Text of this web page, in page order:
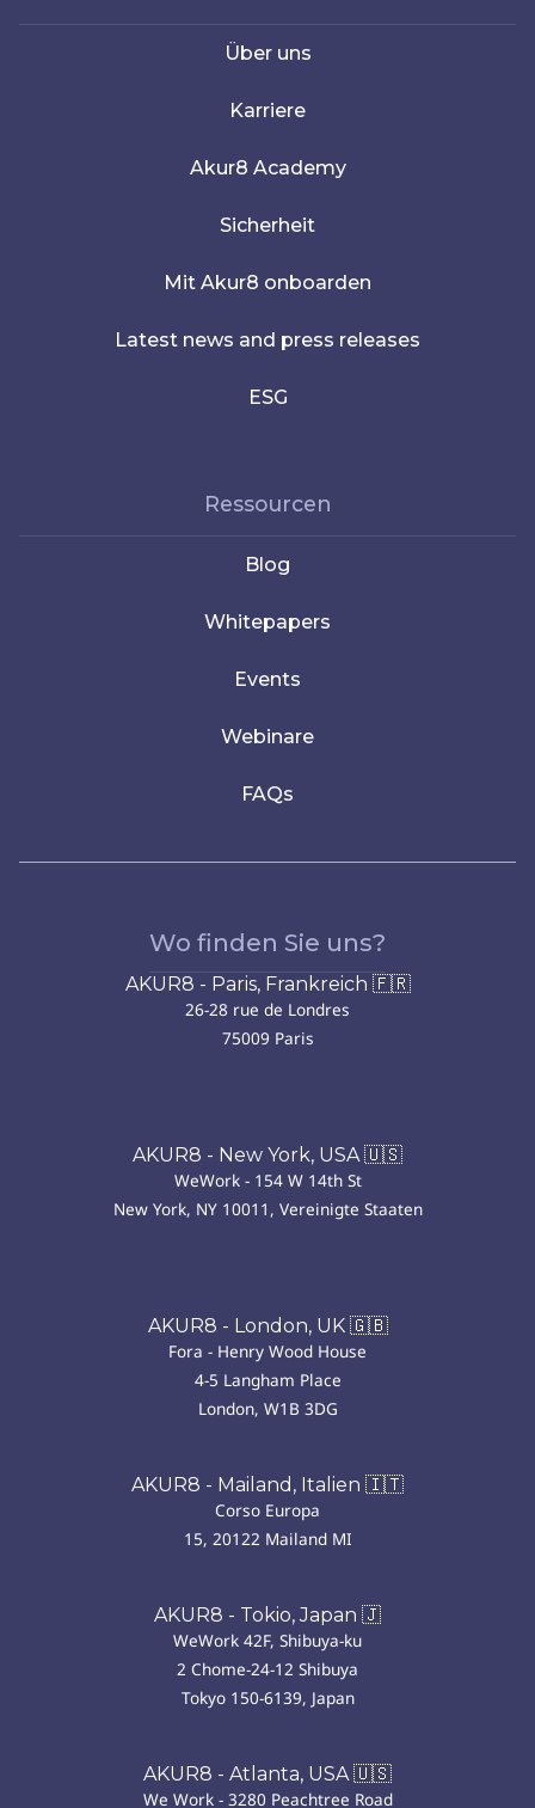
Über uns
Karriere
Akur8 Academy
Sicherheit
Mit Akur8 onboarden
Latest news and press releases
ESG
Ressourcen
Blog
Whitepapers
Events
Webinare
FAQs
Wo finden Sie uns?
AKUR8 - Paris, Frankreich 🇫🇷
26-28 rue de Londres
75009 Paris
AKUR8 - New York, USA 🇺🇸
WeWork - 154 W 14th St
New York, NY 10011, Vereinigte Staaten
AKUR8 - London, UK 🇬🇧
Fora - Henry Wood House
4-5 Langham Place
London, W1B 3DG
AKUR8 - Mailand, Italien 🇮🇹
Corso Europa
15, 20122 Mailand MI
AKUR8 - Tokio, Japan 🇯
WeWork 42F, Shibuya-ku
2 Chome-24-12 Shibuya
Tokyo 150-6139, Japan
AKUR8 - Atlanta, USA 🇺🇸
We Work - 3280 Peachtree Road